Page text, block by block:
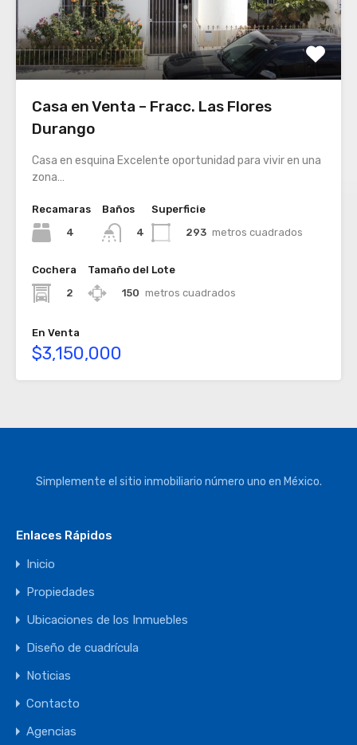
Casa en Venta – Fracc. Las Flores
Durango
Casa en esquina Excelente oportunidad para vivir en una
zona…
Recamaras
4
Baños
4
Superficie
293 metros cuadrados
Cochera
2
Tamaño del Lote
150 metros cuadrados
En Venta
$3,150,000
Simplemente el sitio inmobiliario número uno en México.
Enlaces Rápidos
Inicio
Propiedades
Ubicaciones de los Inmuebles
Diseño de cuadrícula
Noticias
Contacto
Agencias